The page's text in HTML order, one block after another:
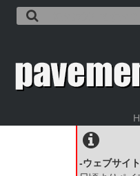
-ウェブサイ